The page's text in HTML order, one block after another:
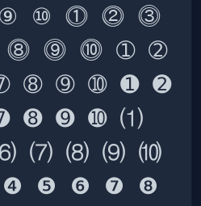
⑩ ⓵ ⓶ ⓷
⓽ ⓾ ➀ ➁
➇ ➈ ➉ ➊ ➋
➑ ➒ ➓ ⑴
⑺ ⑻ ⑼ ⑽
❺ ❻ ❼ ❽